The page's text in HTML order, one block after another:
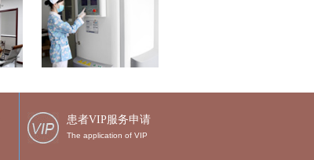
患者VIP服务申请
The application of VIP